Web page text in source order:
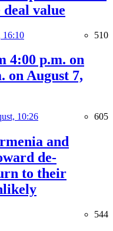
deal value
16:10 510
4:00 p.m. on
on August 7,
10:26 605
and
de-
to their
544